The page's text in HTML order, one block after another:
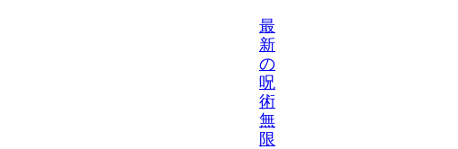
最
新
の
呪
術
無
限